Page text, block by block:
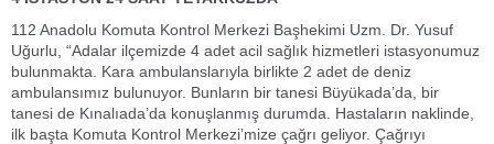
112 Anadolu Komuta Kontrol Merkezi Başhekimi Uzm. Dr. Yusuf
Uğurlu, “Adalar ilçemizde 4 adet acil sağlık hizmetleri istasyonumuz
bulunmakta. Kara ambulanslarıyla birlikte 2 adet de deniz
ambulansımız bulunuyor. Bunların bir tanesi Büyükada’da, bir
tanesi de Kınalıada’da konuşlanmış durumda. Hastaların naklinde,
ilk başta Komuta Kontrol Merkezi’mize çağrı geliyor. Çağrıyı